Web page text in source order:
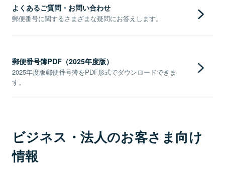
よくあるご質問・お問い合わせ
郵便番号に関するさまざまな疑問にお答えします。
郵便番号簿PDF（2025年度版）
2025年度版郵便番号簿をPDF形式でダウンロードできま
す。
ビジネス・法人のお客さま向け
情報